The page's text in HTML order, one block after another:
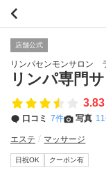
店舗公式
リンパセンモンサロン
リンパ専門
3.83
口コミ 7件 写真
エステ マッサージ
日祝OK クーポン有